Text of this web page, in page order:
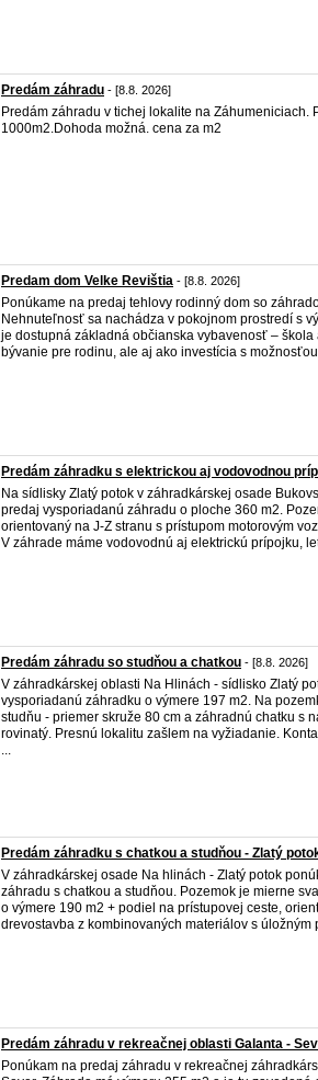
Predám záhradu - [8.8. 2026]
Predám záhradu v tichej lokalite na Záhumeniciach.
1000m2.Dohoda možná. cena za m2
Predam dom Velke Revištia - [8.8. 2026]
Ponúkame na predaj tehlovy rodinný dom so
Nehnuteľnosť sa nachádza v pokojnom prostredí s
je dostupná základná občianska vybavenosť –
bývanie pre rodinu, ale aj ako investícia s
Predám záhradku s elektrickou aj vodovodnou
Na sídlisky Zlatý potok v záhradkárskej osade
predaj vysporiadanú záhradu o ploche 360 m2.
orientovaný na J-Z stranu s prístupom motorovým
V záhrade máme vodovodnú aj elektrickú prípojku,
Predám záhradu so studňou a chatkou - [8.8. 2026]
V záhradkárskej oblasti Na Hlinách - sídlisko Zlatý
vysporiadanú záhradku o výmere 197 m2. Na
studňu - priemer skruže 80 cm a záhradnú chatku s
rovinatý. Presnú lokalitu zašlem na vyžiadanie.
...
Predám záhradku s chatkou a studňou - Zlatý
V záhradkárskej osade Na hlinách - Zlatý potok
záhradu s chatkou a studňou. Pozemok je mierne
o výmere 190 m2 + podiel na prístupovej ceste,
drevostavba z kombinovaných materiálov s úložným
Predám záhradu v rekreačnej oblasti Galanta -
Ponúkam na predaj záhradu v rekreačnej